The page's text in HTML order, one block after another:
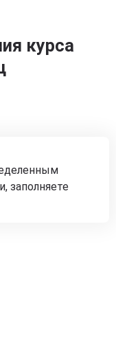
курса
заполняете